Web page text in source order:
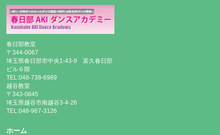
春日部教室
〒344-0067
埼玉県春日部市中央1-43-9 富久春日部
ビル６階
TEL:048-738-6989
越谷教室
〒343-0845
埼玉県越谷市南越谷3-4-26
TEL:048-967-3126
ホーム